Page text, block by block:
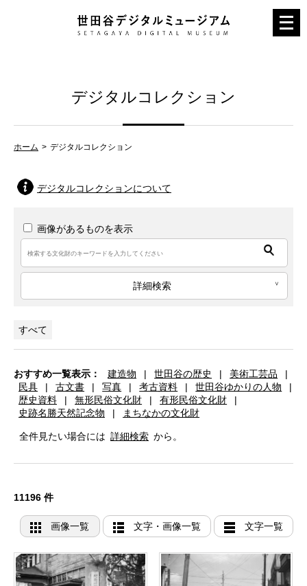
メ
ニ
デジタルコレクション
ホーム デジタルコレクション
デジタルコレクションについて
画像があるものを表示
詳細検索
すべて
おすすめ一覧表示： 建造物 | 世田谷の歴史 | 美術工芸品
|
民具
| 古文書 | 写真 | 考古資料 | 世田谷ゆかりの人物
|
歴史資料
| 無形民俗文化財 | 有形民俗文化財
|
史跡名勝天然記念物
| まちなかの文化財
全件見たい場合には 詳細検索 から。
11196 件
画像一覧 文字・画像一覧 文字一覧